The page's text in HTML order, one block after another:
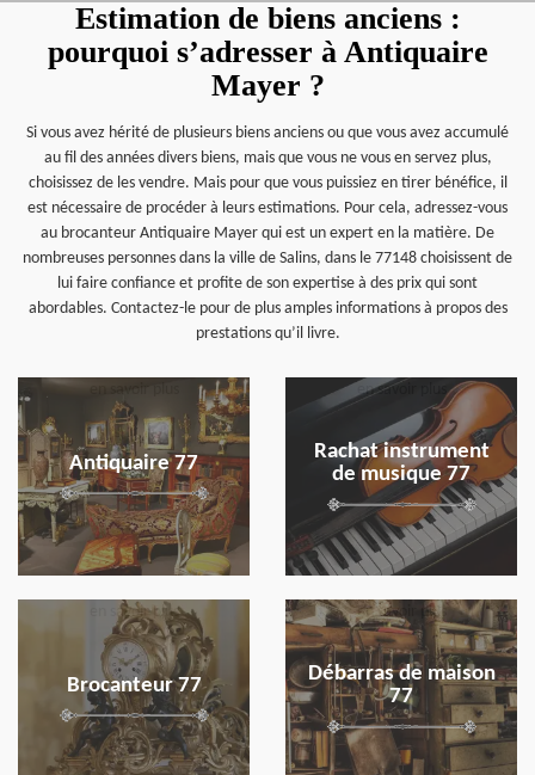
Estimation de biens anciens :
pourquoi s’adresser à Antiquaire
Mayer ?
Si vous avez hérité de plusieurs biens anciens ou que vous avez accumulé
au fil des années divers biens, mais que vous ne vous en servez plus,
choisissez de les vendre. Mais pour que vous puissiez en tirer bénéfice, il
est nécessaire de procéder à leurs estimations. Pour cela, adressez-vous
au brocanteur Antiquaire Mayer qui est un expert en la matière. De
nombreuses personnes dans la ville de Salins, dans le 77148 choisissent de
lui faire confiance et profite de son expertise à des prix qui sont
abordables. Contactez-le pour de plus amples informations à propos des
prestations qu’il livre.
Antiquaire 77
en savoir plus
Rachat instrument
de musique 77
en savoir plus
Brocanteur 77
en savoir plus
Débarras de maison
77
en savoir plus